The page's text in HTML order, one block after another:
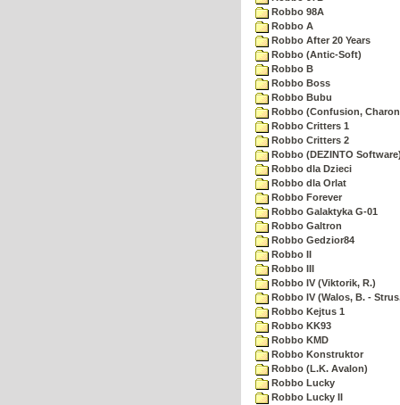
Robbo 98A
Robbo A
Robbo After 20 Years
Robbo (Antic-Soft)
Robbo B
Robbo Boss
Robbo Bubu
Robbo (Confusion,
Robbo Critters 1
Robbo Critters 2
Robbo (DEZINTO
Robbo dla Dzieci
Robbo dla Orlat
Robbo Forever
Robbo Galaktyka G-01
Robbo Galtron
Robbo Gedzior84
Robbo II
Robbo III
Robbo IV (Viktorik, R.)
Robbo IV (Walos, B. -
Robbo Kejtus 1
Robbo KK93
Robbo KMD
Robbo Konstruktor
Robbo (L.K. Avalon)
Robbo Lucky
Robbo Lucky II